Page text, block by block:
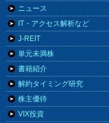
ニュース
IT・アクセス解析など
J-REIT
単元未満株
書籍紹介
解約タイミング研究
株主優待
VIX投資